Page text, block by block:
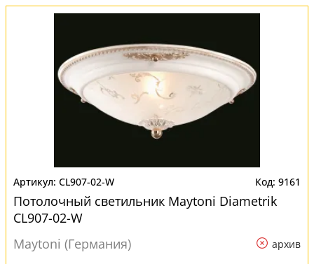
CL907-02-W 9161
Потолочный светильник Maytoni Diametrik
CL907-02-W
Maytoni (Германия)
архив